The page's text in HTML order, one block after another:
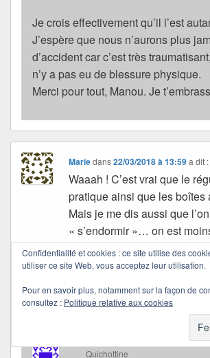
Je crois effectivement qu’il l’est
J’espère que nous n’aurons plus
d’accident car c’est très
n’y a pas eu de blessure physique.
Merci pour tout, Manou. Je
Mariedans22/03/2018 à 13:59 a dit :
Waaah ! C’est vrai que le
pratique ainsi que les boîtes
Mais je me dis aussi que
« s’endormir »… on est
aidant n’arrange pas les
je fais confiance à mon mari
Tu avais ton archange et en
gardien… bon
Quichottine
Confidentialité et cookies : ce site utilise des
utiliser ce site Web, vous acceptez leur utilisation.
Pour en savoir plus, notamment sur la façon de
consultez : Politique relative aux cookies